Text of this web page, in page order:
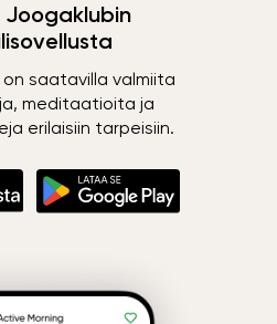
Joogaklubin
on saatavilla valmiita
meditaatioita ja
erilaisiin tarpeisiin.